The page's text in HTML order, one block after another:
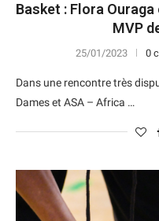
Basket : Flora
MVP
25/01/2023 0
Dans une rencontre très
Dames et ASA – Africa …